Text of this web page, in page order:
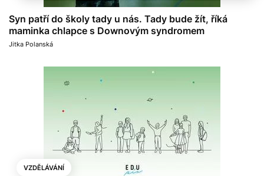
Syn patří do školy tady u nás. Tady bude žít, říká
maminka chlapce s Downovým syndromem
Jitka Polanská
VZDĚLÁVÁNÍ